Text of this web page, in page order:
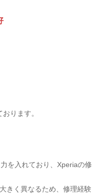
ります。
を入れており、Xperiaの修
きく異なるため、修理経験